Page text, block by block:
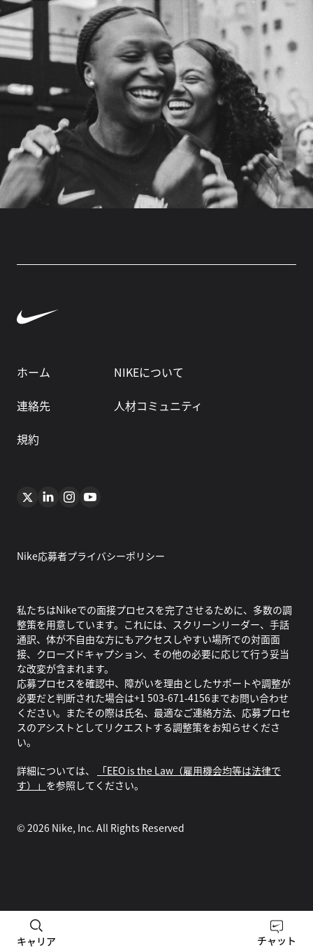
ホーム
NIKEについて
連絡先
人材コミュニティ
規約
Nike応募者プライバシーポリシー
私たちはNikeでの面接プロセスを完了させるために、多数の調
整策を用意しています。これには、スクリーンリーダー、手話
通訳、体が不自由な方にもアクセスしやすい場所での対面面
接、クローズドキャプション、その他の必要に応じて行う妥当
な改変が含まれます。
応募プロセスを確認中、障がいを理由としたサポートや調整が
必要だと判断された場合は+1 503-671-4156までお問い合わせ
ください。またその際は氏名、最適なご連絡方法、応募プロセ
スのアシストとしてリクエストする調整策をお知らせくださ
い。
詳細については、
「EEO is the Law（雇用機会均等は法律で
す）」 を参照してください。
© 2026 Nike, Inc. All Rights Reserved
キャリア チャット